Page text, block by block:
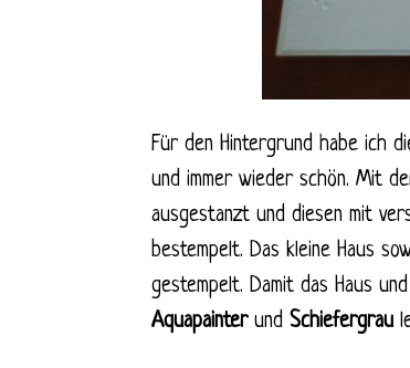
Für den Hintergrund habe ich
und immer wieder schön. Mit
ausgestanzt und diesen mit
bestempelt. Das kleine Haus
gestempelt. Damit das Haus
Aquapainterund Schiefergrau